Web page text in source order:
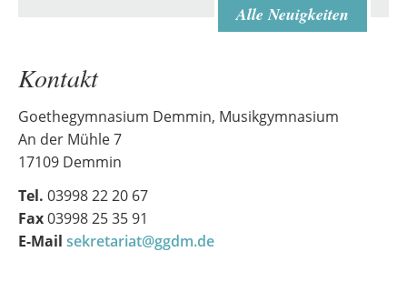
Alle Neuigkeiten
Kontakt
Goethegymnasium Demmin, Musikgymnasium
An der Mühle 7
17109 Demmin
Tel. 03998 22 20 67
Fax03998 25 35 91
E-Mail sekretariat@ggdm.de